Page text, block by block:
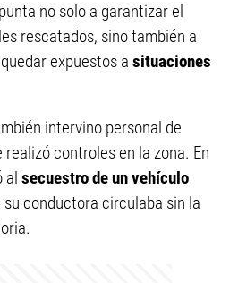
no solo a garantizar el
rescatados, sino también a
expuestos a situaciones
intervino personal de
controles en la zona. En
al secuestro de un vehículo
conductora circulaba sin la